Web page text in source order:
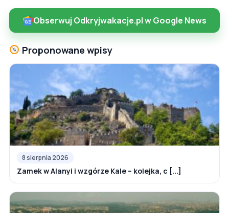
Obserwuj Odkryjwakacje.pl w Google News
Proponowane wpisy
8 sierpnia 2026
Zamek w Alanyi i wzgórze Kale – kolejka, c [...]